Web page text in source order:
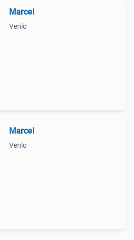
Marcel
Venlo
Marcel
Venlo